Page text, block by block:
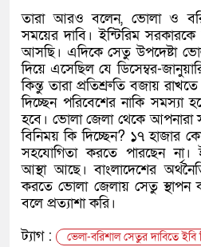
তারা আরও বলেন, ভোলা ও
সময়ের দাবি। ইন্টিরিম সরকারকে
আসছি। এদিকে সেতু উপদেষ্টা
দিয়ে এসেছিল যে ডিসেম্বর-
কিন্তু তারা প্রতিশ্রুতি বজায়
দিচ্ছেন পরিবেশের নাকি সমস্যা
হবে। ভোলা জেলা থেকে
বিনিময় কি দিচ্ছেন? ১৭ হাজার
সহযোগিতা করতে পারছেন না।
আস্থা আছে। বাংলাদেশের
করতে ভোলা জেলায় সেতু
বলে প্রত্যাশা করি।
ট্যাগ :
ভেলা-বরিশাল সেতুর দাবিতে ইবি